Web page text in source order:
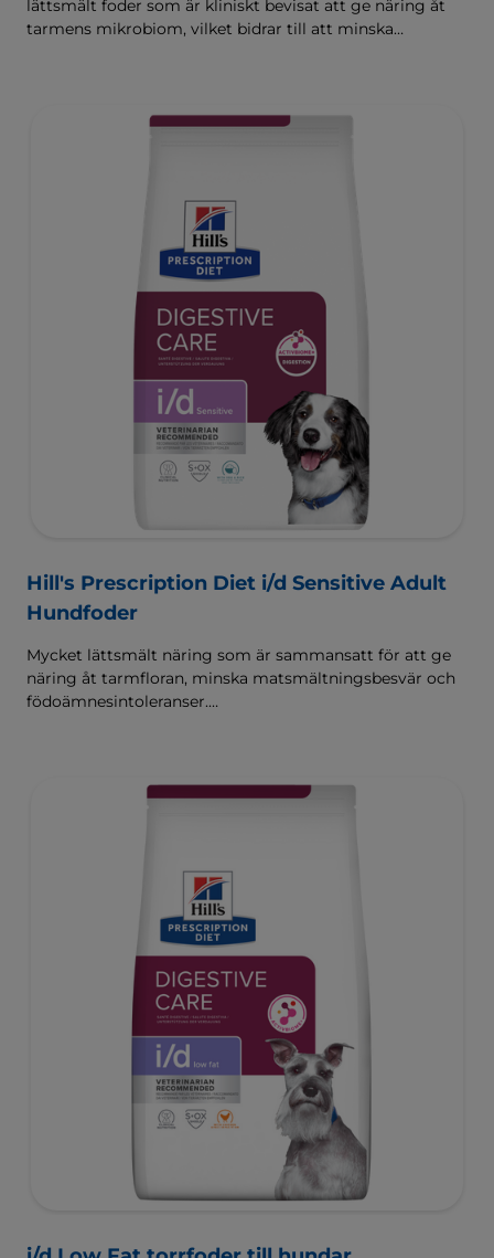
lättsmält foder som är kliniskt bevisat att ge näring åt
tarmens mikrobiom, vilket bidrar till att minska
mikrobiomet för att främja matsmältning och
Hill's Prescription Diet i/d Sensitive Adult
Hundfoder
Mycket lättsmält näring som är sammansatt för att ge
näring åt tarmfloran, minska matsmältningsbesvär och
födoämnesintoleranser.
matsmältningen och välbefinnandet.